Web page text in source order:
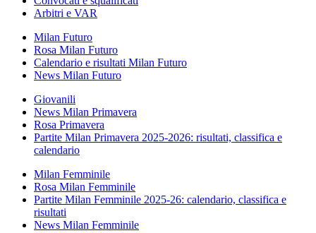
Arbitri e VAR
Milan Futuro
Rosa Milan Futuro
Calendario e risultati Milan Futuro
News Milan Futuro
Giovanili
News Milan Primavera
Rosa Primavera
Partite Milan Primavera 2025-2026: risultati, classifica e
calendario
Milan Femminile
Rosa Milan Femminile
Partite Milan Femminile 2025-26: calendario, classifica e
risultati
News Milan Femminile